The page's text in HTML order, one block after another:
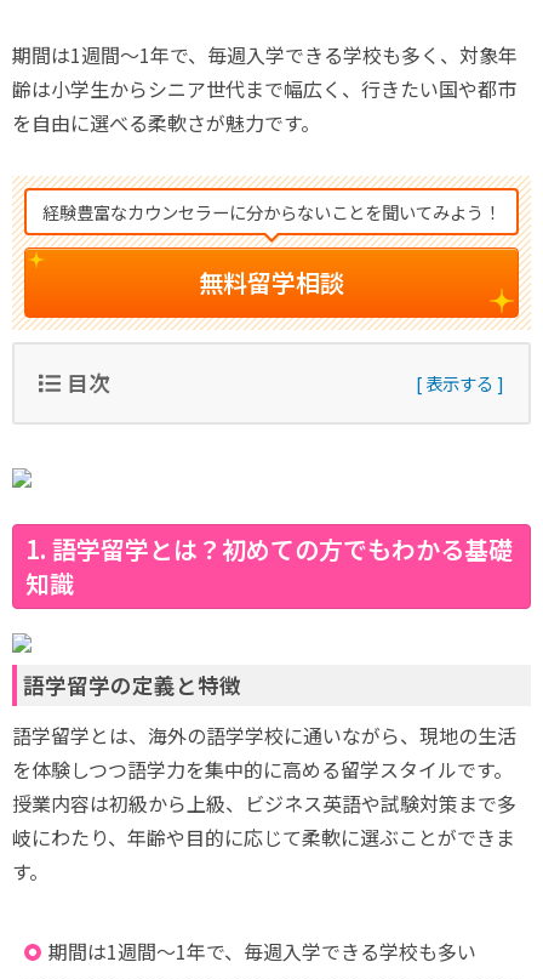
期間は1週間〜1年で、毎週入学できる学校も多く、対象年
齢は小学生からシニア世代まで幅広く、行きたい国や都市
を自由に選べる柔軟さが魅力です。
経験豊富なカウンセラーに分からないことを聞いてみよう！
無料留学相談
目次
1. 語学留学とは？初めての方でもわかる基礎
知識
語学留学の定義と特徴
語学留学とは、海外の語学学校に通いながら、現地の生活
を体験しつつ語学力を集中的に高める留学スタイルです。
授業内容は初級から上級、ビジネス英語や試験対策まで多
岐にわたり、年齢や目的に応じて柔軟に選ぶことができま
す。
期間は1週間〜1年で、毎週入学できる学校も多い